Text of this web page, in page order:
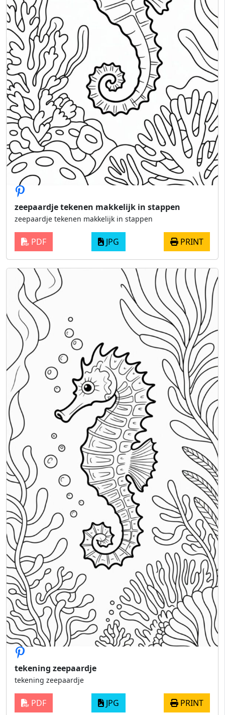
zeepaardje tekenen makkelijk in stappen
zeepaardje tekenen makkelijk in stappen
PDF JPG PRINT
tekening zeepaardje
tekening zeepaardje
PDF JPG PRINT